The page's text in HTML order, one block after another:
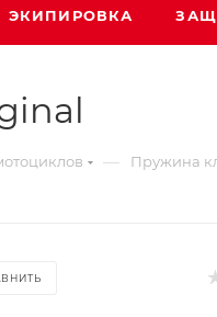
ЭКИПИРОВКА
— Пружина